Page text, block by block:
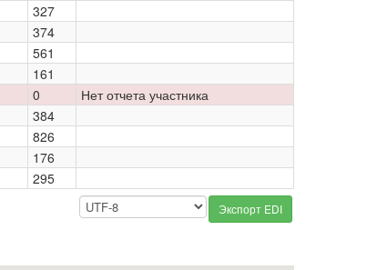
327
374
561
161
0
Нет отчета участника
384
826
176
295
Экспорт EDI